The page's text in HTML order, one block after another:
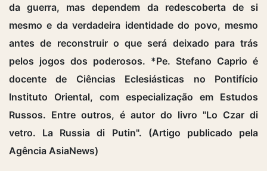
da guerra, mas dependem da redescoberta de si
mesmo e da verdadeira identidade do povo, mesmo
antes de reconstruir o que será deixado para trás
pelos jogos dos poderosos. *Pe. Stefano Caprio é
docente de Ciências Eclesiásticas no Pontifício
Instituto Oriental, com especialização em Estudos
Russos. Entre outros, é autor do livro "Lo Czar di
vetro. La Russia di Putin". (Artigo publicado pela
Agência AsiaNews)